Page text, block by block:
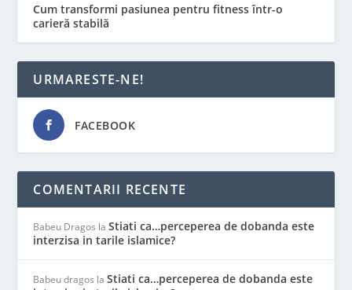
Cum transformi pasiunea pentru fitness într-o
carieră stabilă
URMARESTE-NE!
FACEBOOK
COMENTARII RECENTE
Babeu Dragos laStiati ca…perceperea de dobanda este
interzisa in tarile islamice?
Babeu dragos laStiati ca…perceperea de dobanda este